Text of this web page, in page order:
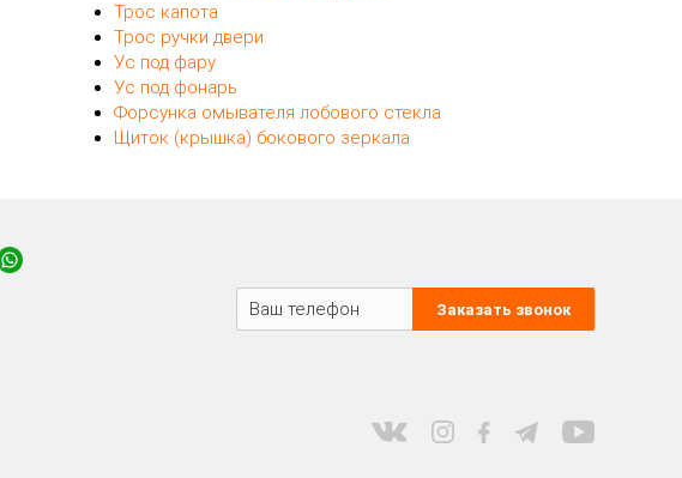
Трос капота
Трос ручки двери
Ус под фару
Ус под фонарь
Форсунка омывателя лобового стекла
Щиток (крышка) бокового зеркала
Заказать звонок